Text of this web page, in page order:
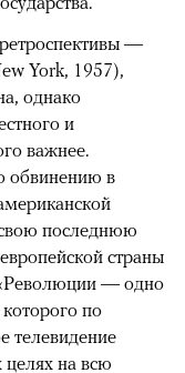
—
York, 1957),
однако
и
важнее.
обвинению в
свою последнюю
страны
«Революции — одно
по
телевидение
целях на всю